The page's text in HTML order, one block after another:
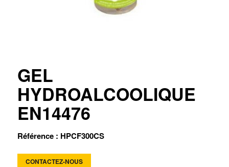
GEL
HYDROALCOOLIQUE
EN14476
Référence : HPCF300CS
CONTACTEZ-NOUS